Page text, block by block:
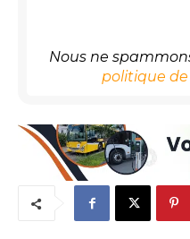
Nous ne
politique